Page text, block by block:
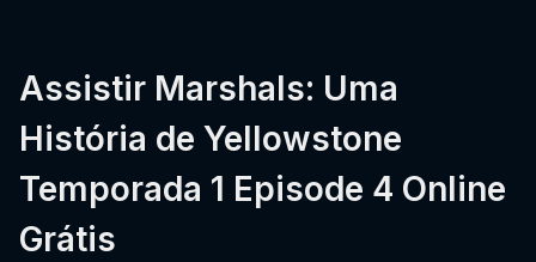
Assistir Marshals: Uma
História de Yellowstone
Temporada 1 Episode 4 Online
Grátis